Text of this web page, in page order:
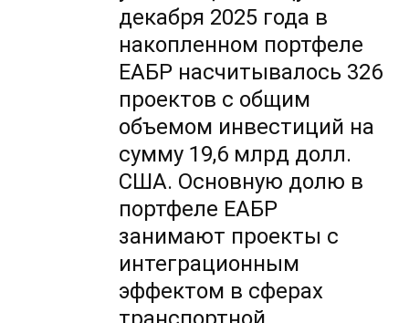
декабря 2025 года в
накопленном портфеле
ЕАБР насчитывалось 326
проектов с общим
объемом инвестиций на
сумму 19,6 млрд долл.
США. Основную долю в
портфеле ЕАБР
занимают проекты с
интеграционным
эффектом в сферах